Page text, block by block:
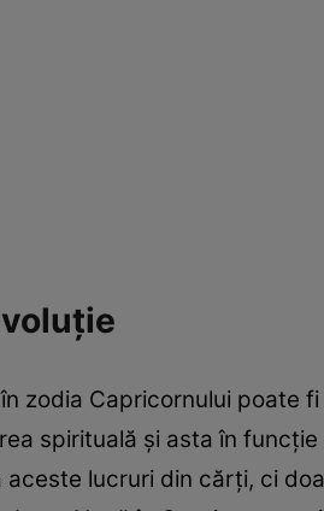
zodia Capricornului poate
spirituală şi asta în
lucruri din cărţi, ci